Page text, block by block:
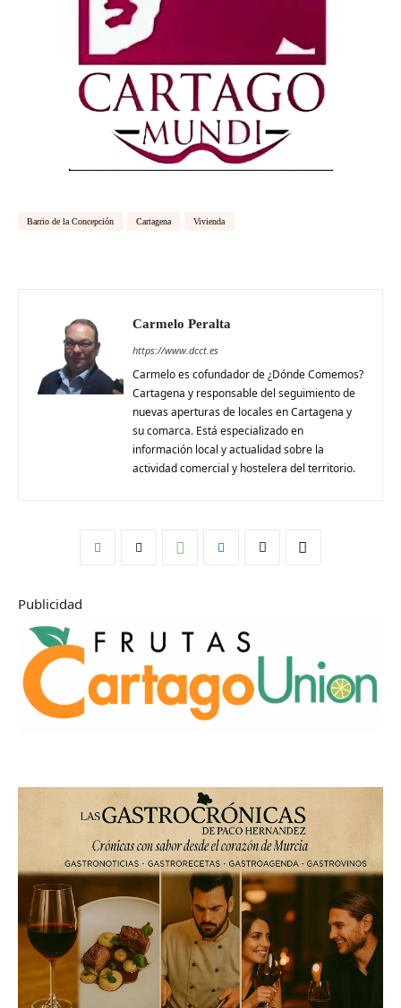
Barrio de la Concepción Cartagena Vivienda
Carmelo Peralta
https://www.dcct.es
Carmelo es cofundador de ¿Dónde Comemos?
Cartagena y responsable del seguimiento de
nuevas aperturas de locales en Cartagena y
su comarca. Está especializado en
información local y actualidad sobre la
actividad comercial y hostelera del territorio.
Publicidad